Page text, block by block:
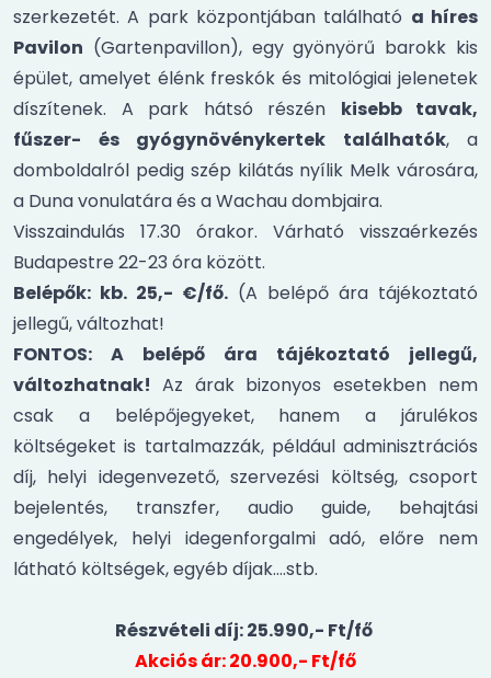
szerkezetét. A park központjában található a híres
Pavilon (Gartenpavillon), egy gyönyörű barokk kis
épület, amelyet élénk freskók és mitológiai jelenetek
díszítenek. A park hátsó részén kisebb tavak,
fűszer- és gyógynövénykertek találhatók, a
domboldalról pedig szép kilátás nyílik Melk városára,
a Duna vonulatára és a Wachau dombjaira.
Visszaindulás 17.30 órakor. Várható visszaérkezés
Budapestre 22-23 óra között.
Belépők: kb. 25,- €/fő. (A belépő ára tájékoztató
jellegű, változhat!
FONTOS: A belépő ára tájékoztató jellegű,
változhatnak! Az árak bizonyos esetekben nem
csak a belépőjegyeket, hanem a járulékos
költségeket is tartalmazzák, például adminisztrációs
díj, helyi idegenvezető, szervezési költség, csoport
bejelentés, transzfer, audio guide, behajtási
engedélyek, helyi idegenforgalmi adó, előre nem
látható költségek, egyéb díjak….stb.
Részvételi díj: 25.990,- Ft/fő
Akciós ár: 20.900,- Ft/fő